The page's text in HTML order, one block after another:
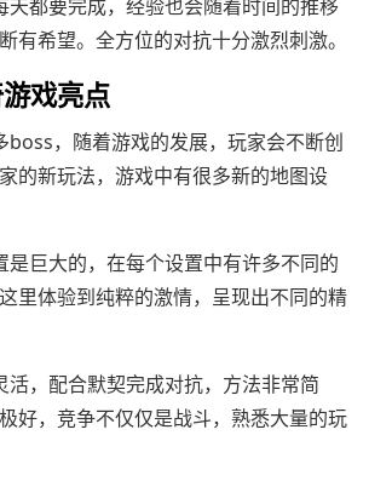
天都要完成，经验也会随着时间的推移
有希望。全方位的对抗十分激烈刺激。
戏亮点
boss，随着游戏的发展，玩家会不断创
的新玩法，游戏中有很多新的地图设
是巨大的，在每个设置中有许多不同的
里体验到纯粹的激情，呈现出不同的精
活，配合默契完成对抗，方法非常简
好，竞争不仅仅是战斗，熟悉大量的玩